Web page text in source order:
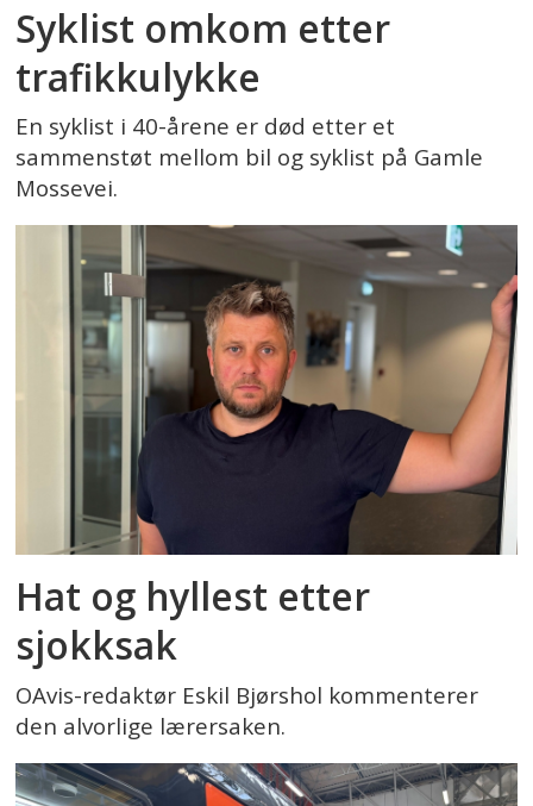
Syklist omkom etter
trafikkulykke
En syklist i 40-årene er død etter et
sammenstøt mellom bil og syklist på Gamle
Mossevei.
Hat og hyllest etter
sjokksak
OAvis-redaktør Eskil Bjørshol kommenterer
den alvorlige lærersaken.